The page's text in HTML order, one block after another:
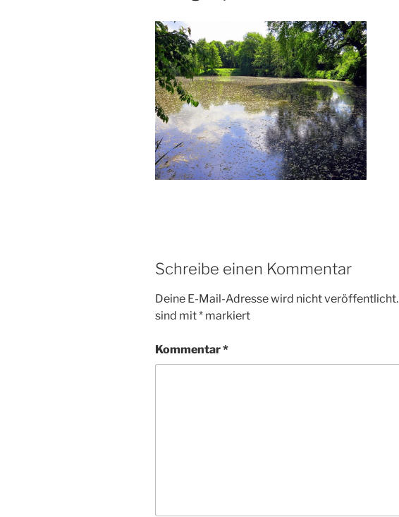
Schreibe einen Kommentar
Deine E-Mail-Adresse wird nicht veröffentlicht.
sind mit* markiert
Kommentar*